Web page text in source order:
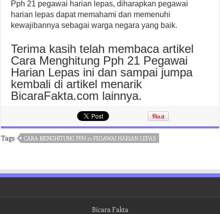
Pph 21 pegawai harian lepas, diharapkan pegawai
harian lepas dapat memahami dan memenuhi
kewajibannya sebagai warga negara yang baik.
Terima kasih telah membaca artikel
Cara Menghitung Pph 21 Pegawai
Harian Lepas ini dan sampai jumpa
kembali di artikel menarik
BicaraFakta.com lainnya.
Tags CARA MENGHITUNG PPH 21 PEGAWAI HARIAN LEPAS
Bicara Fakta